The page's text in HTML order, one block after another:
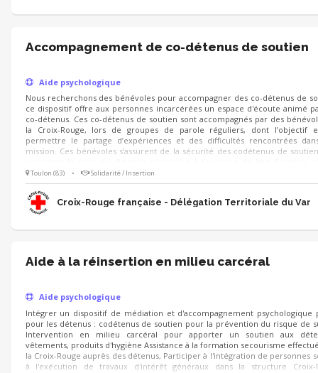
Accompagnement de co-détenus de soutien
Aide psychologique
Nous recherchons des bénévoles pour accompagner des co-détenus de
ce dispositif offre aux personnes incarcérées un espace d'écoute animé
co-détenus. Ces co-détenus de soutien sont accompagnés par des
la Croix-Rouge, lors de groupes de parole réguliers, dont l’objectif
permettre le partage d’expériences et des difficultés rencontrées
mission. Ces bénévoles s’assurent de la sécurité des codétenus de
garants de leur cadre d’action. Vous souhaitez mettre vos
service de la solidarité et accompagner ces personnes Rejoignez-nous !
Toulon (83) • Solidarité / Insertion
Croix-Rouge française - Délégation Territoriale du Var
Aide à la réinsertion en milieu carcéral
Aide psychologique
Intégrer un dispositif de médiation et d'accompagnement psychologique
pour les détenus : codétenus de soutien pour la prévention du risque de
Intervention en milieu carcéral pour apporter un soutien aux
vêtements, produits d'hygiène Assistance à la formation secourisme
la Croix-Rouge auprès des détenus, Participer à l'intégration de personnes
à l'exécution de travaux d'intérêt généraux dans la structure Croix-